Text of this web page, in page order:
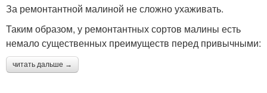
За ремонтантной малиной не сложно ухаживать.
Таким образом, у ремонтантных сортов малины есть
немало существенных преимуществ перед привычными:
читать дальше →